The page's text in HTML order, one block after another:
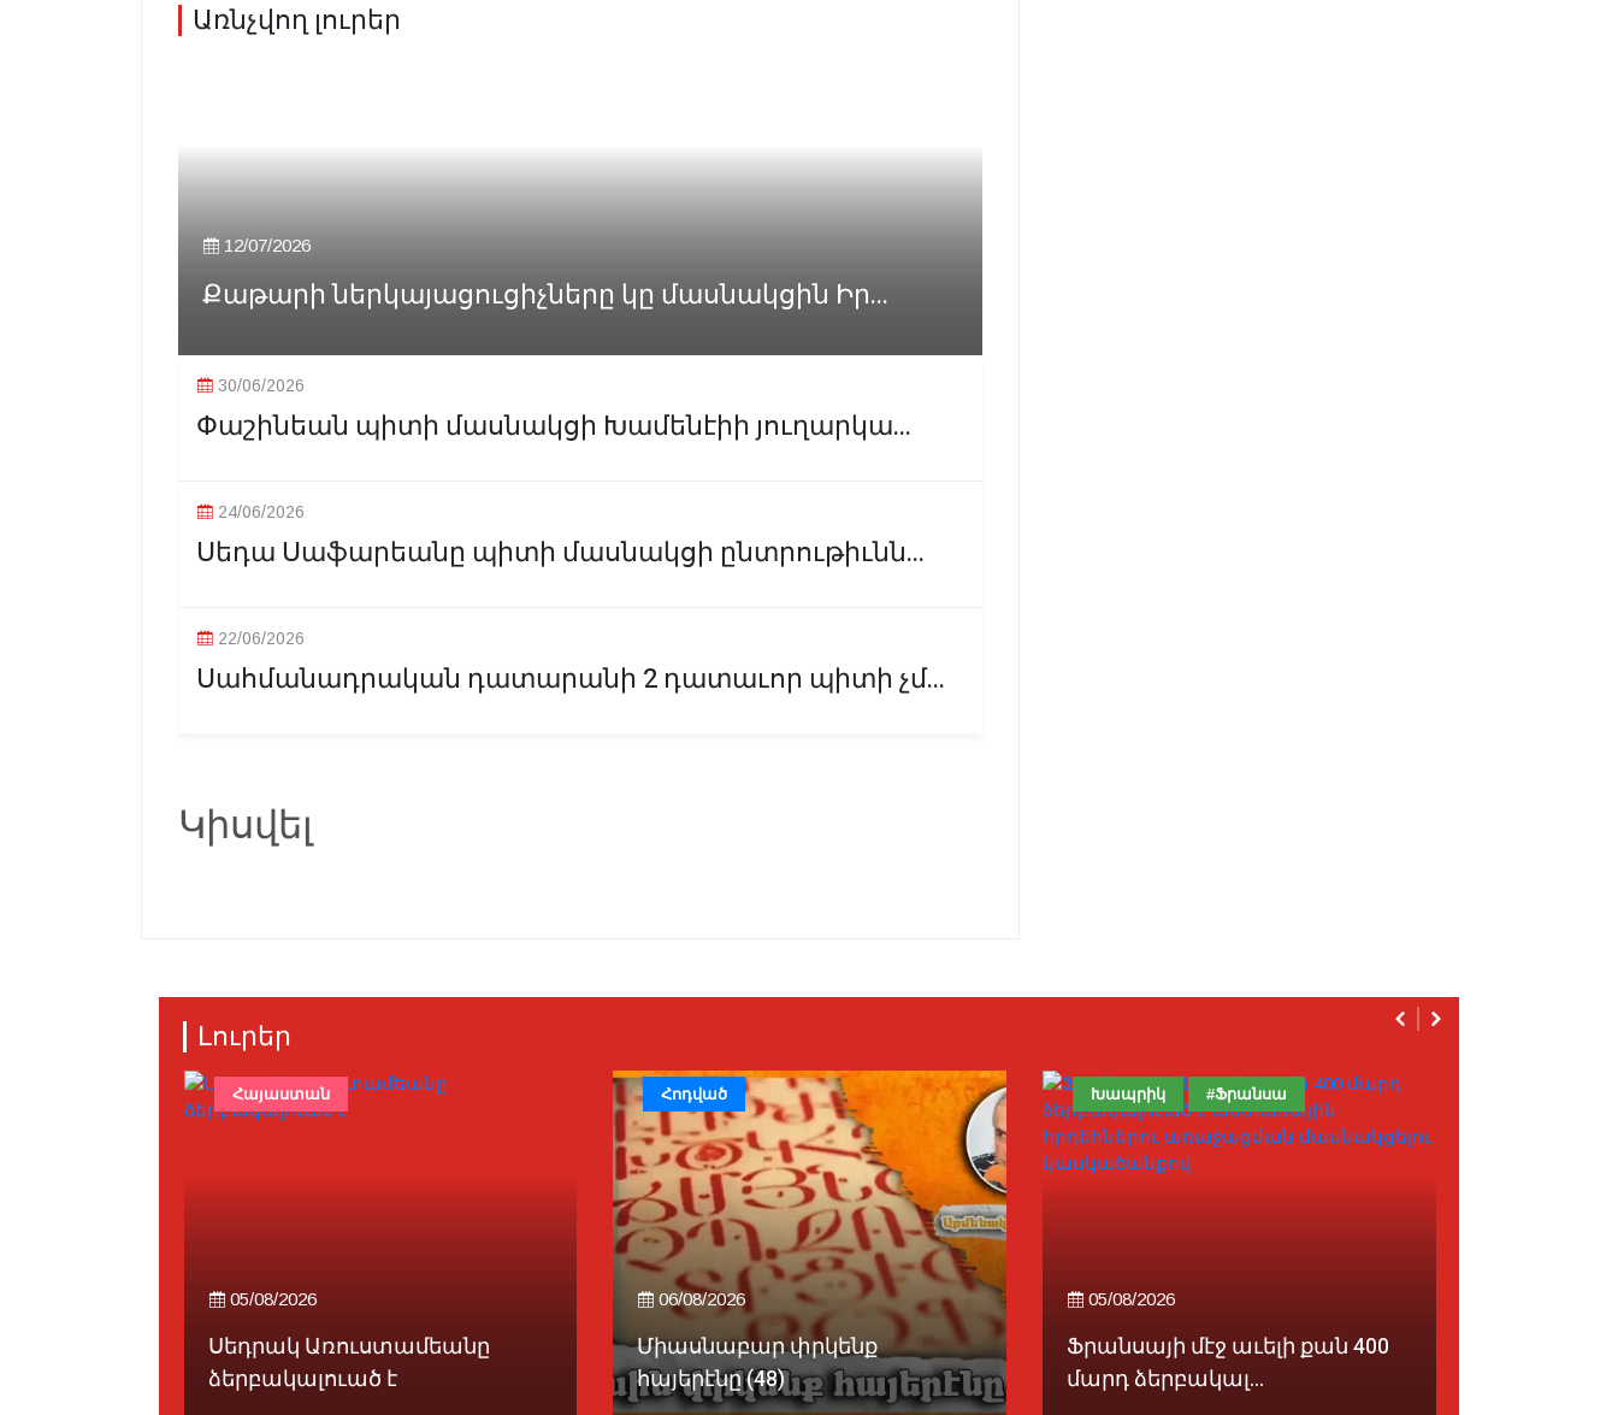
Առնչվող լուրեր
12/07/2026
Քաթարի ներկայացուցիչները կը մասնակցին Իր...
30/06/2026
Փաշինեան պիտի մասնակցի Խամենէիի յուղարկա...
24/06/2026
Սեդա Սաֆարեանը պիտի մասնակցի ընտրութիւնն...
22/06/2026
Սահմանադրական դատարանի 2 դատաւոր պիտի չմ...
Կիսվել
Լուրեր
05/08/2026
Սեդրակ Առուստամեանը
ձերբակալուած է
Հայաստան
06/08/2026
Միասնաբար փրկենք
հայերէնը (48)
Հոդված
05/08/2026
Ֆրանսայի մէջ աւելի քան 400
մարդ ձերբակալ...
Խապրիկ #Ֆրանսա